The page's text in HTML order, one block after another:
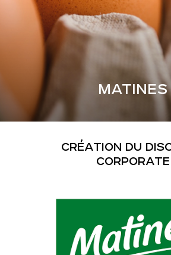
MATINES
CRÉATION DU
CORPORATE